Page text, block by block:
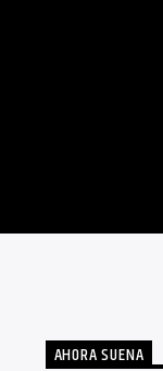
AHORA SUENA